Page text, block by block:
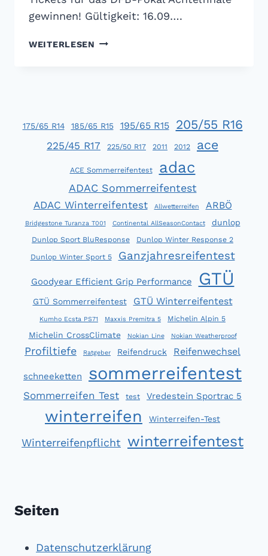
gewinnen! Gültigkeit: 16.09….
WEITERLESEN REIFEN.COM:
175/65 R14
185/65 R15 195/65 R15 205/55 R16
225/45 R17 225/50 R17 2011 2012 ace
ACE Sommerreifentest adac
ADAC Sommerreifentest
ADAC Winterreifentest Allwetterreifen ARBÖ
Bridgestone Turanza T001 Continental AllSeasonContact dunlop
Dunlop Sport BluResponse
Dunlop Winter Response 2
Dunlop Winter Sport 5
Ganzjahresreifentest
Goodyear Efficient Grip Performance GTÜ
GTÜ Sommerreifentest GTÜ Winterreifentest
Kumho Ecsta PS71 Maxxis Premitra 5 Michelin Alpin 5
Michelin CrossClimate Nokian Line Nokian Weatherproof
Profiltiefe Ratgeber Reifendruck Reifenwechsel
schneeketten sommerreifentest
Sommerreifen Test test Vredestein Sportrac 5
winterreifen Winterreifen-Test
Winterreifenpflicht winterreifentest
Seiten
Datenschutzerklärung